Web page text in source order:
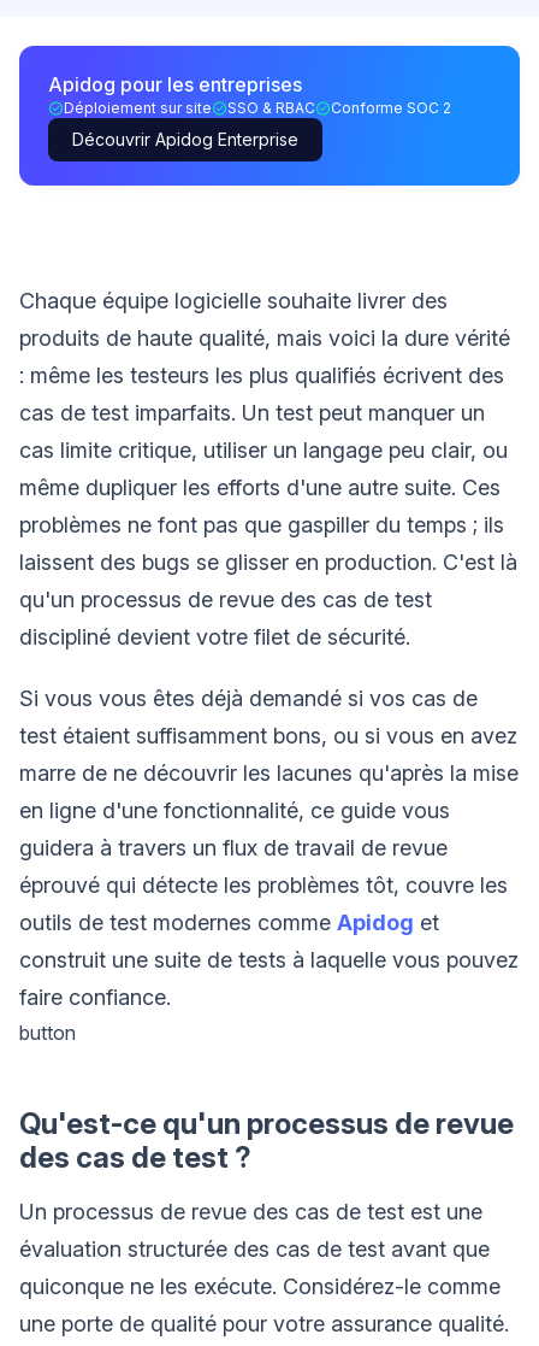
Apidog pour les entreprises
Déploiement sur site SSO & RBAC Conforme SOC 2
Découvrir Apidog Enterprise
Chaque équipe logicielle souhaite livrer des
produits de haute qualité, mais voici la dure vérité
: même les testeurs les plus qualifiés écrivent des
cas de test imparfaits. Un test peut manquer un
cas limite critique, utiliser un langage peu clair, ou
même dupliquer les efforts d'une autre suite. Ces
problèmes ne font pas que gaspiller du temps ; ils
laissent des bugs se glisser en production. C'est là
qu'un processus de revue des cas de test
discipliné devient votre filet de sécurité.
Si vous vous êtes déjà demandé si vos cas de
test étaient suffisamment bons, ou si vous en avez
marre de ne découvrir les lacunes qu'après la mise
en ligne d'une fonctionnalité, ce guide vous
guidera à travers un flux de travail de revue
éprouvé qui détecte les problèmes tôt, couvre les
outils de test modernes comme Apidog et
construit une suite de tests à laquelle vous pouvez
faire confiance.
button
Qu'est-ce qu'un processus de revue
des cas de test ?
Un processus de revue des cas de test est une
évaluation structurée des cas de test avant que
quiconque ne les exécute. Considérez-le comme
une porte de qualité pour votre assurance qualité.